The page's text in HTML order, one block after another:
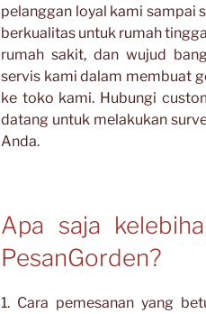
pelanggan loyal kami sampai
berkualitas untuk rumah
rumah sakit, dan wujud
servis kami dalam membuat
ke toko kami. Hubungi
datang untuk melakukan
Anda.
Apa saja
PesanGorden?
1. Cara pemesanan yang